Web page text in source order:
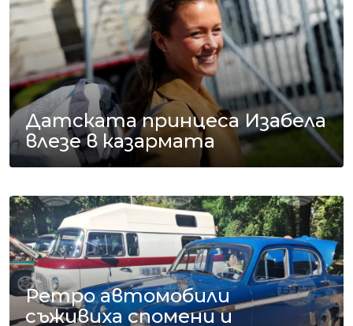
Датската принцеса Изабела
влезе в казармата
Ретро автомобили
съживиха спомени и